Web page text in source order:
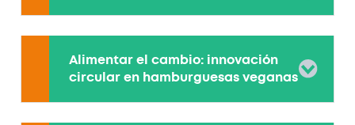
Alimentar el cambio: innovación
circular en hamburguesas veganas